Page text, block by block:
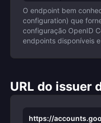
O endpoint bem
configuration) que
configuração OpenID
endpoints disponíveis
URL do issuer
https://